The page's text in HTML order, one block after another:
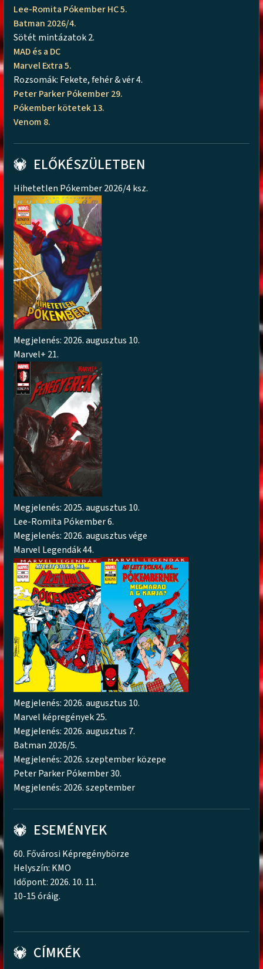
Lee-Romita Pókember HC 5.
Batman 2026/4.
Sötét mintázatok 2.
MAD és a DC
Marvel Extra 5.
Rozsomák: Fekete, fehér & vér 4.
Peter Parker Pókember 29.
Pókember kötetek 13.
Venom 8.
ELŐKÉSZÜLETBEN
Hihetetlen Pókember 2026/4 ksz.
Megjelenés: 2026. augusztus 10.
Marvel+ 21.
Megjelenés: 2025. augusztus 10.
Lee-Romita Pókember 6.
Megjelenés: 2026. augusztus vége
Marvel Legendák 44.
Megjelenés: 2026. augusztus 10.
Marvel képregények 25.
Megjelenés: 2026. augusztus 7.
Batman 2026/5.
Megjelenés: 2026. szeptember közepe
Peter Parker Pókember 30.
Megjelenés: 2026. szeptember
ESEMÉNYEK
60. Fővárosi Képregénybörze
Helyszín: KMO
Időpont: 2026. 10. 11.
10-15 óráig.
CÍMKÉK